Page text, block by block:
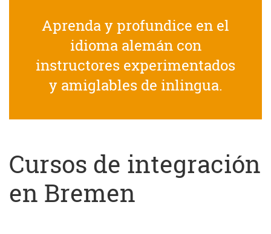
Aprenda y profundice en el
idioma alemán con
instructores experimentados
y amiglables de inlingua.
Cursos de integración
en Bremen